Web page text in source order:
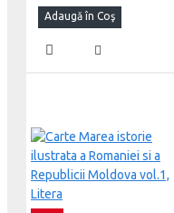
Adaugă în Coş